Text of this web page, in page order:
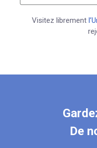
De
Visitez librement